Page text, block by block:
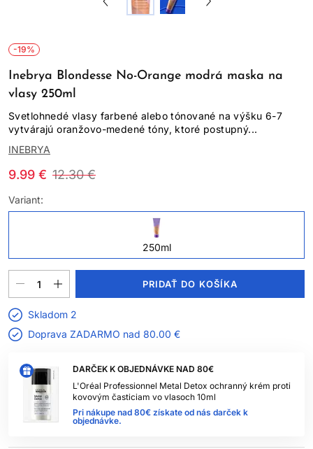
-19%
Inebrya Blondesse No-Orange modrá maska na
vlasy 250ml
Svetlohnedé vlasy farbené alebo tónované na výšku 6-7
vytvárajú oranžovo-medené tóny, ktoré postupný...
INEBRYA
12.30 €
9.99 €
DARČEK K OBJEDNÁVKE NAD 80€
L'Oréal Professionnel Metal Detox ochranný krém proti
kovovým časticiam vo vlasoch 10ml
Pri nákupe nad 80€ získate od nás darček k
objednávke.
Variant:
250ml
PRIDAŤ DO KOŠÍKA
Skladom 2
Doprava ZADARMO nad 80.00 €